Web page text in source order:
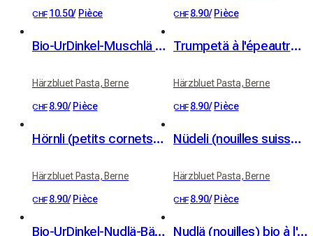
CHF 10.50/ Pièce CHF 8.90/ Pièce
Bio-UrDinkel-Muschlä (coquillettes à l'épeautre bio, 400 g)
Härzbluet Pasta, Berne
CHF 8.90/ Pièce
Trumpetä à l'épeautre UrDinkel bio (400 g)
Härzbluet Pasta, Berne
CHF 8.90/ Pièce
Hörnli (petits cornets) au grand épeautre bio (400 g)
Härzbluet Pasta, Berne
CHF 8.90/ Pièce
Nüdeli (nouilles suisses) à l'épeautre UrDinkel bio (350 g)
Härzbluet Pasta, Berne
CHF 8.90/ Pièce
Bio-UrDinkel-Nudlä-Bärlouch (nouilles bio à l'épeautre et ail des ours, 350 g) Nudlä (nouilles) bio à l'épeautre UrDinkel Gartechrütli (herbes du jardin) (350 g)